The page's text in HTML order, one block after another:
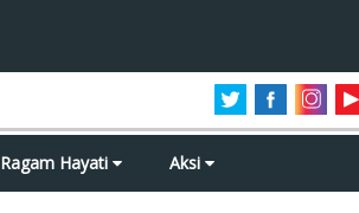
Ragam Hayati Aksi